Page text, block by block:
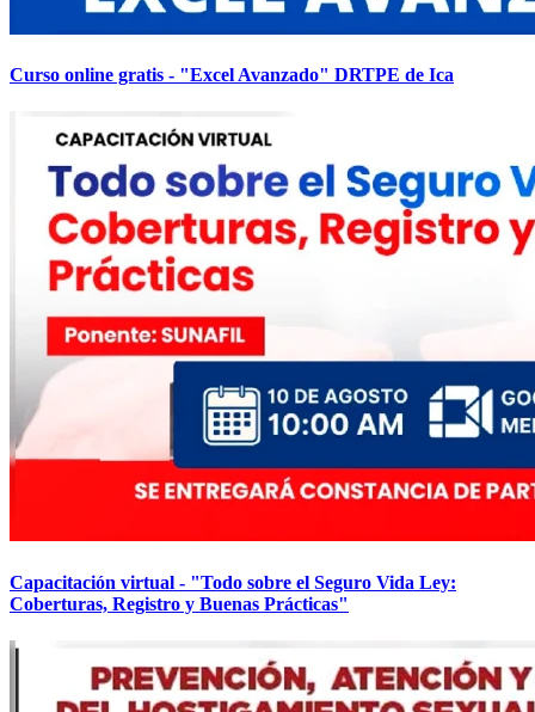
Curso online gratis - "Excel Avanzado" DRTPE de Ica
Capacitación virtual - "Todo sobre el Seguro Vida Ley:
Coberturas, Registro y Buenas Prácticas"